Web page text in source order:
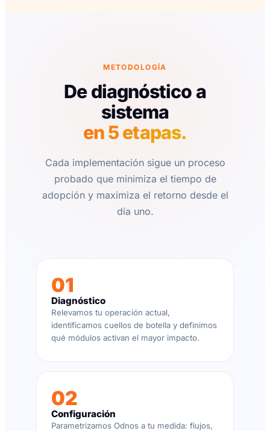
METODOLOGÍA
De diagnóstico a
sistema
en 5 etapas.
Cada implementación sigue un proceso
probado que minimiza el tiempo de
adopción y maximiza el retorno desde el
día uno.
01
Diagnóstico
Relevamos tu operación actual,
identificamos cuellos de botella y definimos
qué módulos activan el mayor impacto.
02
Configuración
Parametrizamos Odnos a tu medida: flujos,